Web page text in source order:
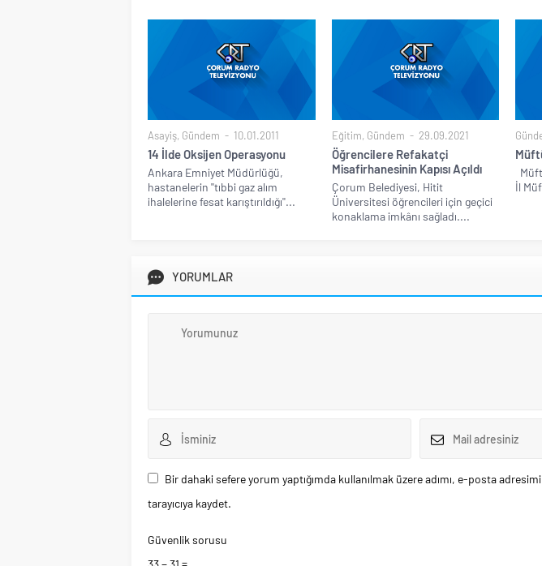
Asayiş, Gündem 10.01.2011
14 İlde Oksijen Operasyonu
Ankara Emniyet Müdürlüğü,
hastanelerin ''tıbbi gaz alım
ihalelerine fesat karıştırıldığı''...
Eğitim, Gündem 29.09.2021
Öğrencilere Refakatçi
Misafirhanesinin Kapısı Açıldı
Çorum Belediyesi, Hitit
Üniversitesi öğrencileri için geçici
konaklama imkânı sağladı....
İl
YORUMLAR
Bir dahaki sefere yorum yaptığımda kullanılmak üzere adımı, e-posta
tarayıcıya kaydet.
Güvenlik sorusu